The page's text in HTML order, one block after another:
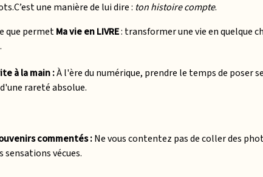
une manière de lui dire : ton histoire compte.
que permetMa vie en LIVRE: transformer une vie en quelque
à la main :À l'ère du numérique, prendre le temps de poser
rareté absolue.
commentés :Ne vous contentez pas de coller des
sensations vécues.